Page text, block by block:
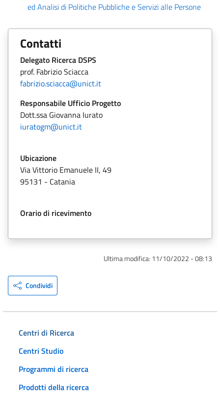
ed Analisi di Politiche Pubbliche e Servizi alle Persone
Contatti
Delegato Ricerca DSPS
prof. Fabrizio Sciacca
fabrizio.sciacca@unict.it
Responsabile Ufficio Progetto
Dott.ssa Giovanna Iurato
iuratogm@unict.it
Ubicazione
Via Vittorio Emanuele II, 49
95131 - Catania
Orario di ricevimento
Ultima modifica: 11/10/2022 - 08:13
Condividi
Centri di Ricerca
Centri Studio
Programmi di ricerca
Prodotti della ricerca